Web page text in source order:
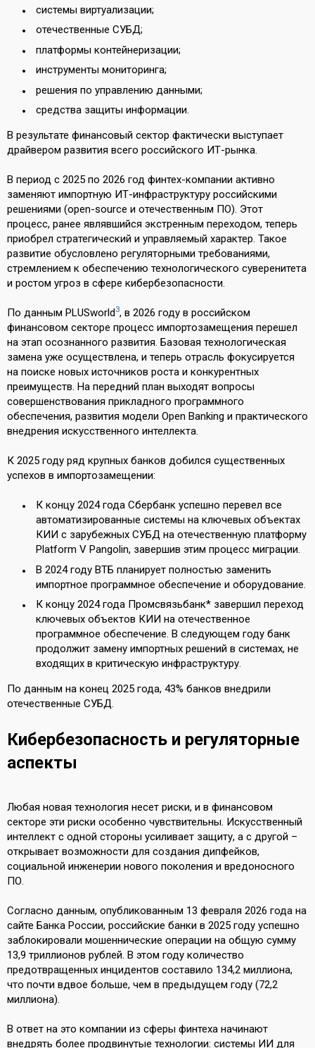
системы виртуализации;
отечественные СУБД;
платформы контейнеризации;
инструменты мониторинга;
решения по управлению данными;
средства защиты информации.
В результате финансовый сектор фактически выступает
драйвером развития всего российского ИТ-рынка.
В период с 2025 по 2026 год финтех-компании активно
заменяют импортную ИТ-инфраструктуру российскими
решениями (open-source и отечественным ПО). Этот
процесс, ранее являвшийся экстренным переходом, теперь
приобрел стратегический и управляемый характер. Такое
развитие обусловлено регуляторными требованиями,
стремлением к обеспечению технологического суверенитета
и ростом угроз в сфере кибербезопасности.
По данным PLUSworld3, в 2026 году в российском
финансовом секторе процесс импортозамещения перешел
на этап осознанного развития. Базовая технологическая
замена уже осуществлена, и теперь отрасль фокусируется
на поиске новых источников роста и конкурентных
преимуществ. На передний план выходят вопросы
совершенствования прикладного программного
обеспечения, развития модели Open Banking и практического
внедрения искусственного интеллекта.
К 2025 году ряд крупных банков добился существенных
успехов в импортозамещении:
К концу 2024 года Сбербанк успешно перевел все
автоматизированные системы на ключевых объектах
КИИ с зарубежных СУБД на отечественную платформу
Platform V Pangolin, завершив этим процесс миграции.
В 2024 году ВТБ планирует полностью заменить
импортное программное обеспечение и оборудование.
К концу 2024 года Промсвязьбанк* завершил переход
ключевых объектов КИИ на отечественное
программное обеспечение. В следующем году банк
продолжит замену импортных решений в системах, не
входящих в критическую инфраструктуру.
По данным на конец 2025 года, 43% банков внедрили
отечественные СУБД.
Кибербезопасность и регуляторные
аспекты
Любая новая технология несет риски, и в финансовом
секторе эти риски особенно чувствительны. Искусственный
интеллект с одной стороны усиливает защиту, а с другой –
открывает возможности для создания дипфейков,
социальной инженерии нового поколения и вредоносного
ПО.
Согласно данным, опубликованным 13 февраля 2026 года на
сайте Банка России, российские банки в 2025 году успешно
заблокировали мошеннические операции на общую сумму
13,9 триллионов рублей. В этом году количество
предотвращенных инцидентов составило 134,2 миллиона,
что почти вдвое больше, чем в предыдущем году (72,2
миллиона).
В ответ на это компании из сферы финтеха начинают
внедрять более продвинутые технологии: системы ИИ для